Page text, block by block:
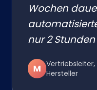
Wochen
nur 2
M Hersteller